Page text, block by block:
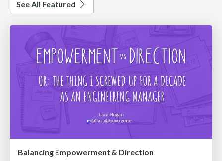
See All Featured
Balancing Empowerment & Direction